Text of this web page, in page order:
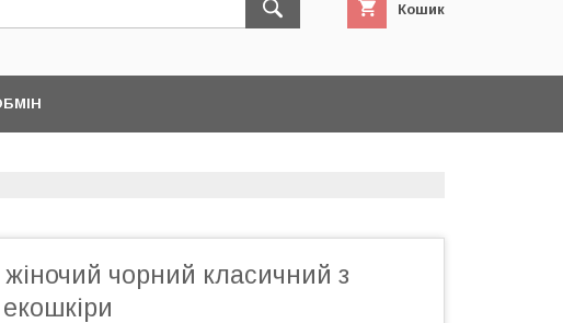
Кошик
чорний класичний з
екошкіри